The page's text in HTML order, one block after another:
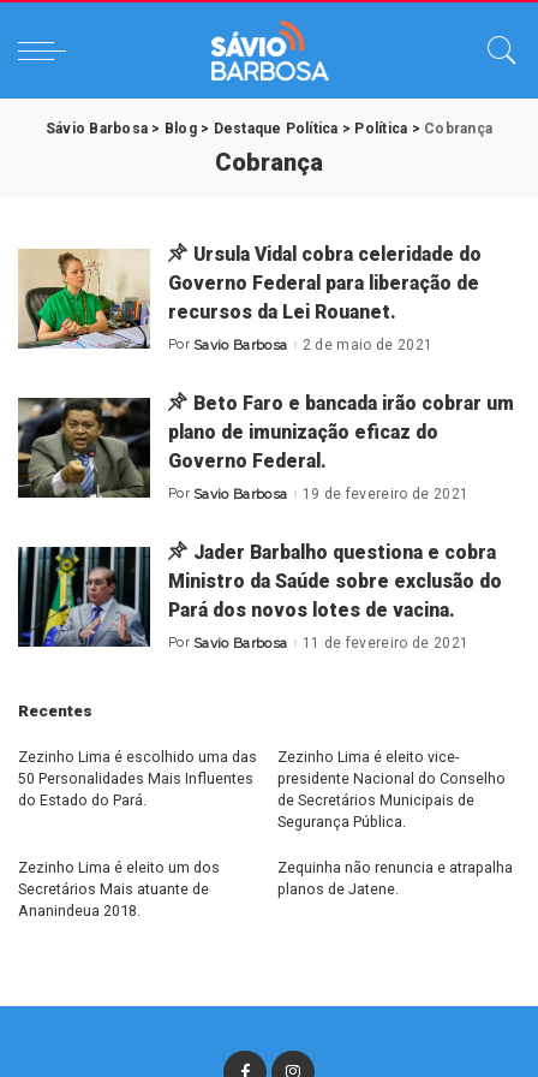
Sávio Barbosa > Blog> Destaque Política > Política > Cobrança
Cobrança
Ursula Vidal cobra celeridade do
Governo Federal para liberação de
recursos da Lei Rouanet.
Posted
Por Savio Barbosa 2 de maio de 2021
Beto Faro e bancada irão cobrar um
plano de imunização eficaz do
Governo Federal.
Posted
Por Savio Barbosa 19 de fevereiro de 2021
Jader Barbalho questiona e cobra
Ministro da Saúde sobre exclusão do
Pará dos novos lotes de vacina.
Posted
Por Savio Barbosa 11 de fevereiro de 2021
Recentes
Zezinho Lima é escolhido uma das
50 Personalidades Mais Influentes
do Estado do Pará.
Zezinho Lima é eleito vice-
presidente Nacional do Conselho
de Secretários Municipais de
Segurança Pública.
Zezinho Lima é eleito um dos
Secretários Mais atuante de
Ananindeua 2018.
Zequinha não renuncia e atrapalha
planos de Jatene.